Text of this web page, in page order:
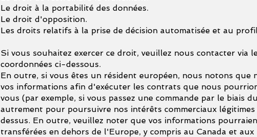
Le droit à la portabilité des données.
Le droit d'opposition.
Les droits relatifs à la prise de décision automatisée et au
Si vous souhaitez exercer ce droit, veuillez nous contacter via
coordonnées ci-dessous.
En outre, si vous êtes un résident européen, nous notons que
vos informations afin d'exécuter les contrats que nous
vous (par exemple, si vous passez une commande par le biais
autrement pour poursuivre nos intérêts commerciaux légitimes
dessus. En outre, veuillez noter que vos informations
transférées en dehors de l'Europe, y compris au Canada et